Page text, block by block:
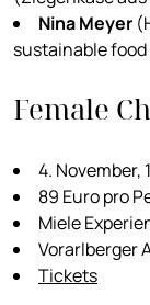
Nina Meyer
sustainable
Female
4. November,
89 Euro pro
Miele
Vorarlberger
Tickets